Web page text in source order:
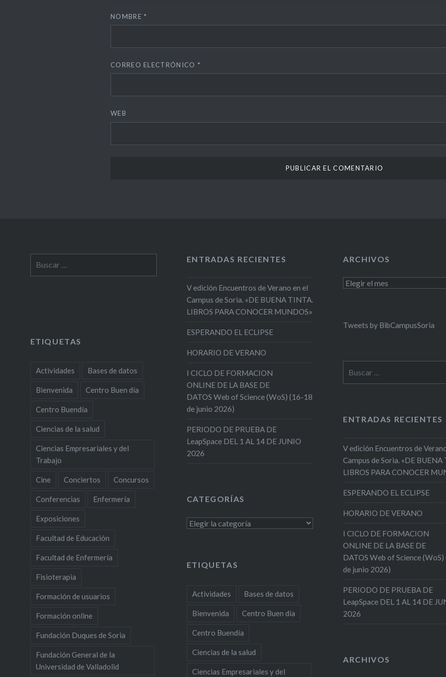
NOMBRE*
CORREO ELECTRÓNICO *
WEB
ENTRADAS RECIENTES
V edición Encuentros de Verano en el
Campus de Soria. «DE BUENA TINTA.
LIBROS PARA CONOCER MUNDOS»
ESPERANDO EL ECLIPSE
HORARIO DE VERANO
I CICLO DE FORMACION
ONLINE DE LA BASE DE
DATOS Web of Science (WoS) (16-18
de junio 2026)
PERIODO DE PRUEBA DE
LeapSpace DEL 1 AL 14 DE JUNIO
2026
ARCHIVOS
Archivos
Tweets by BibCampusSoria
ETIQUETAS
Actividades Bases de datos
Bienvenida Centro Buen día
Centro Buendía
Ciencias de la salud
Ciencias Empresariales y del
Trabajo
Cine Conciertos Concursos
Conferencias Enfermería
Exposiciones
Facultad de Educación
Facultad de Enfermería
Fisioterapia
Formación de usuarios
Formación online
Fundación Duques de Soria
Fundación General de la
Universidad de Valladolid
ENTRADAS RECIENTES
V edición Encuentros de
Campus de Soria. «DE
LIBROS PARA CONOCER
ESPERANDO EL ECLIPSE
HORARIO DE VERANO
I CICLO DE FORMACION
ONLINE DE LA BASE DE
DATOS Web of Science
de junio 2026)
PERIODO DE PRUEBA DE
LeapSpace DEL 1 AL 14 DE
2026
CATEGORÍAS
Categorías
ETIQUETAS
Actividades Bases de datos
Bienvenida Centro Buen día
Centro Buendía
Ciencias de la salud
Ciencias Empresariales y del
ARCHIVOS